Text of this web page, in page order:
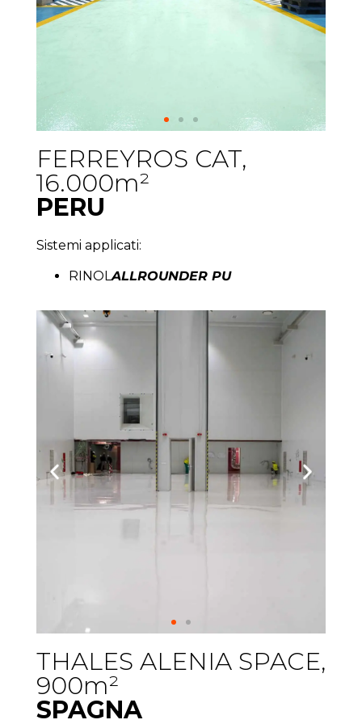
FERREYROS CAT,
16.000m²
PERU
Sistemi applicati:
RINOLALLROUNDER PU
THALES ALENIA SPACE,
900m²
SPAGNA